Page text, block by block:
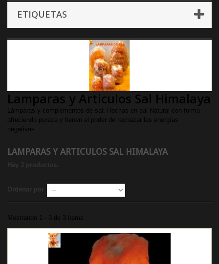
ETIQUETAS
Lamparas y Articulos Sal Himalaya
Lámparas y complementos de sal. Hechas en sal Natural con forma
ofreciendo pureza y tienen el poder de rechazar las energías
negativas...
LAMPARAS Y ARTICULOS SAL HIMALAYA
Hay 3 productos.
Ordenar por
Mostrando 1 - 3 de 3 items